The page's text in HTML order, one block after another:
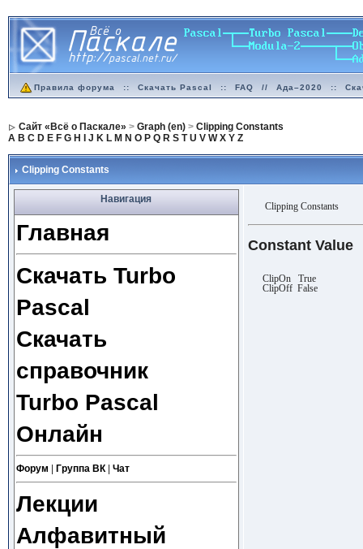
Правила форума :: Скачать Pascal :: FAQ // Ада–2020 ::
Сайт «Всё о Паскале» > Graph (en)> Clipping Constants
A B C D E F G H J K L M N O P Q R S T U V W X Y Z
Clipping Constants
Навигация
Главная
Скачать Turbo
Pascal
Скачать
справочник
Turbo Pascal
Онлайн
Форум Группа ВК| Чат
Лекции
Алфавитный
Clipping Constants
Constant Value
ClipOn True
ClipOff False